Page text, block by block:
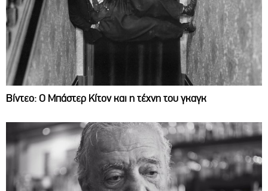
Βίντεο: Ο Μπάστερ Κίτον και η τέχνη του γκαγκ